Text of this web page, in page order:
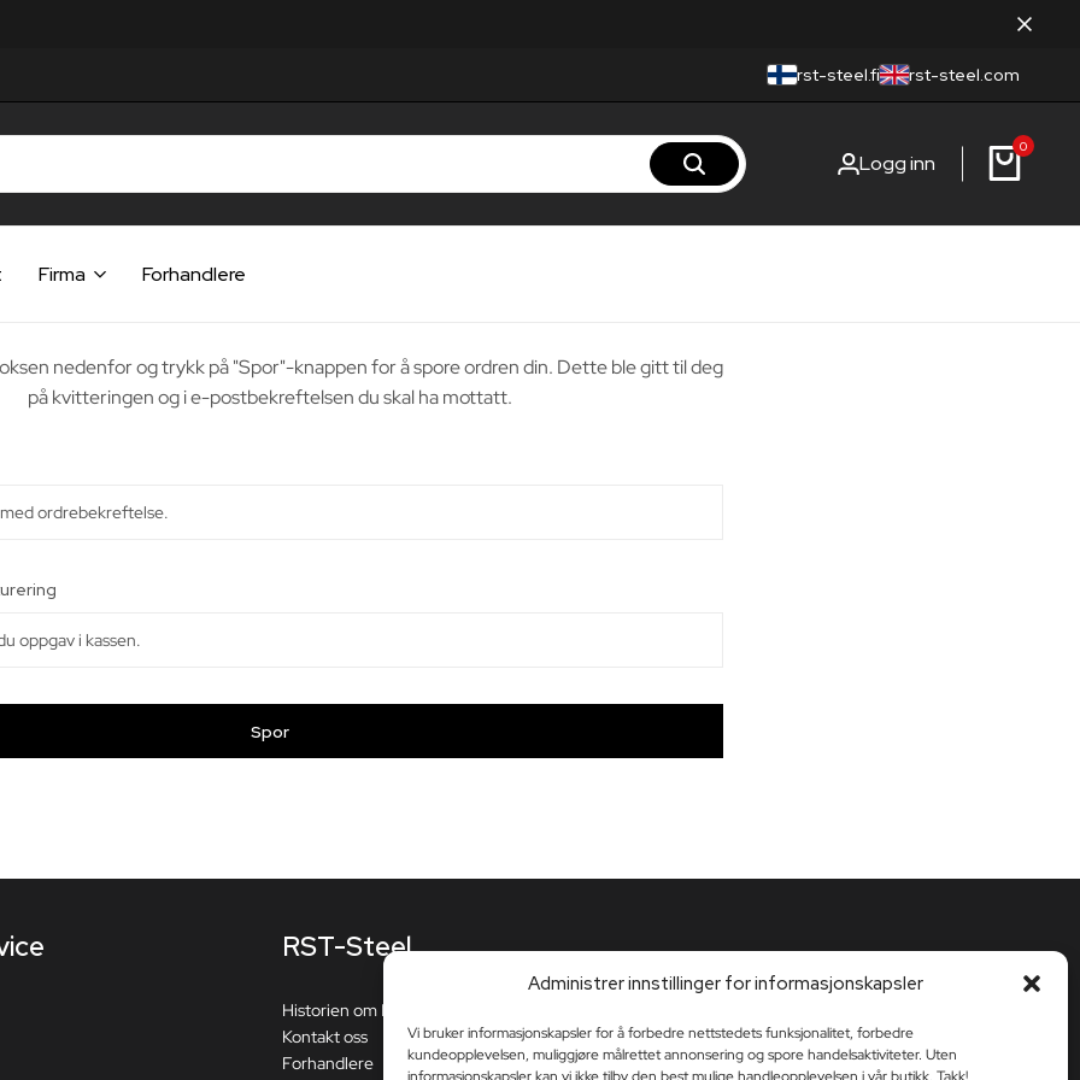
Administrer innstillinger for informasjonskapsler
Vi bruker informasjonskapsler for å forbedre nettstedets funksjonalitet, forbedre
kundeopplevelsen, muliggjøre målrettet annonsering og spore handelsaktiviteter. Uten
rst-steel.fi rst-steel.com
Logg inn
0
Firma Forhandlere
nedenfor og trykk på "Spor"-knappen for å spore ordren din. Dette ble gitt til deg
på kvitteringen og i e-postbekreftelsen du skal ha mottatt.
Spor
RST-Steel
Historien om RST-Steel
Kontakt oss
Forhandlere